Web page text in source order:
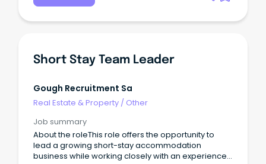
ト制作 コミュニティ情報 イベント情報 広告掲載 すべて
／住宅／引越 冠婚葬祭 エンタメ／スポーツ ビジネス 日
録 / Registerチェック履歴 / History オーストラリアニュ
ースすべてのオーストラリアニュース一般国際スポーツ
ビジネス政治生活文化・芸能領事館安全情報その他 オー
コミュニティカルチャーお祭り展示会マーケットスポー
ツビジネスチャリティーグルメショッピング／ファッシ
ョントーク／ワークショップエンターテイメント映画無
料で楽しめる 困ったときの日本語サービスシドニー病院
Short Stay Team Leader
Gough Recruitment Sa
Real Estate & Property / Other
Job summary
About the roleThis role offers the opportunity to
lead a growing short-stay accommodation
business while working closely with an experienced